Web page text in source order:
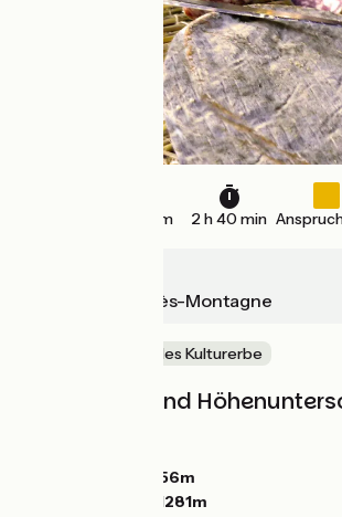
40 km 2 h 40 min
Saint-Alyre-ès-Montagne
Natur & regionales Kulturerbe
Steigungen und
856m
1281m